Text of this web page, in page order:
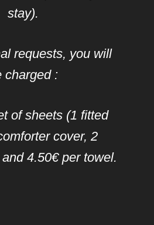
stay).
requests, you will
charged :
of sheets (1 fitted
cover, 2
4.50€ per towel.